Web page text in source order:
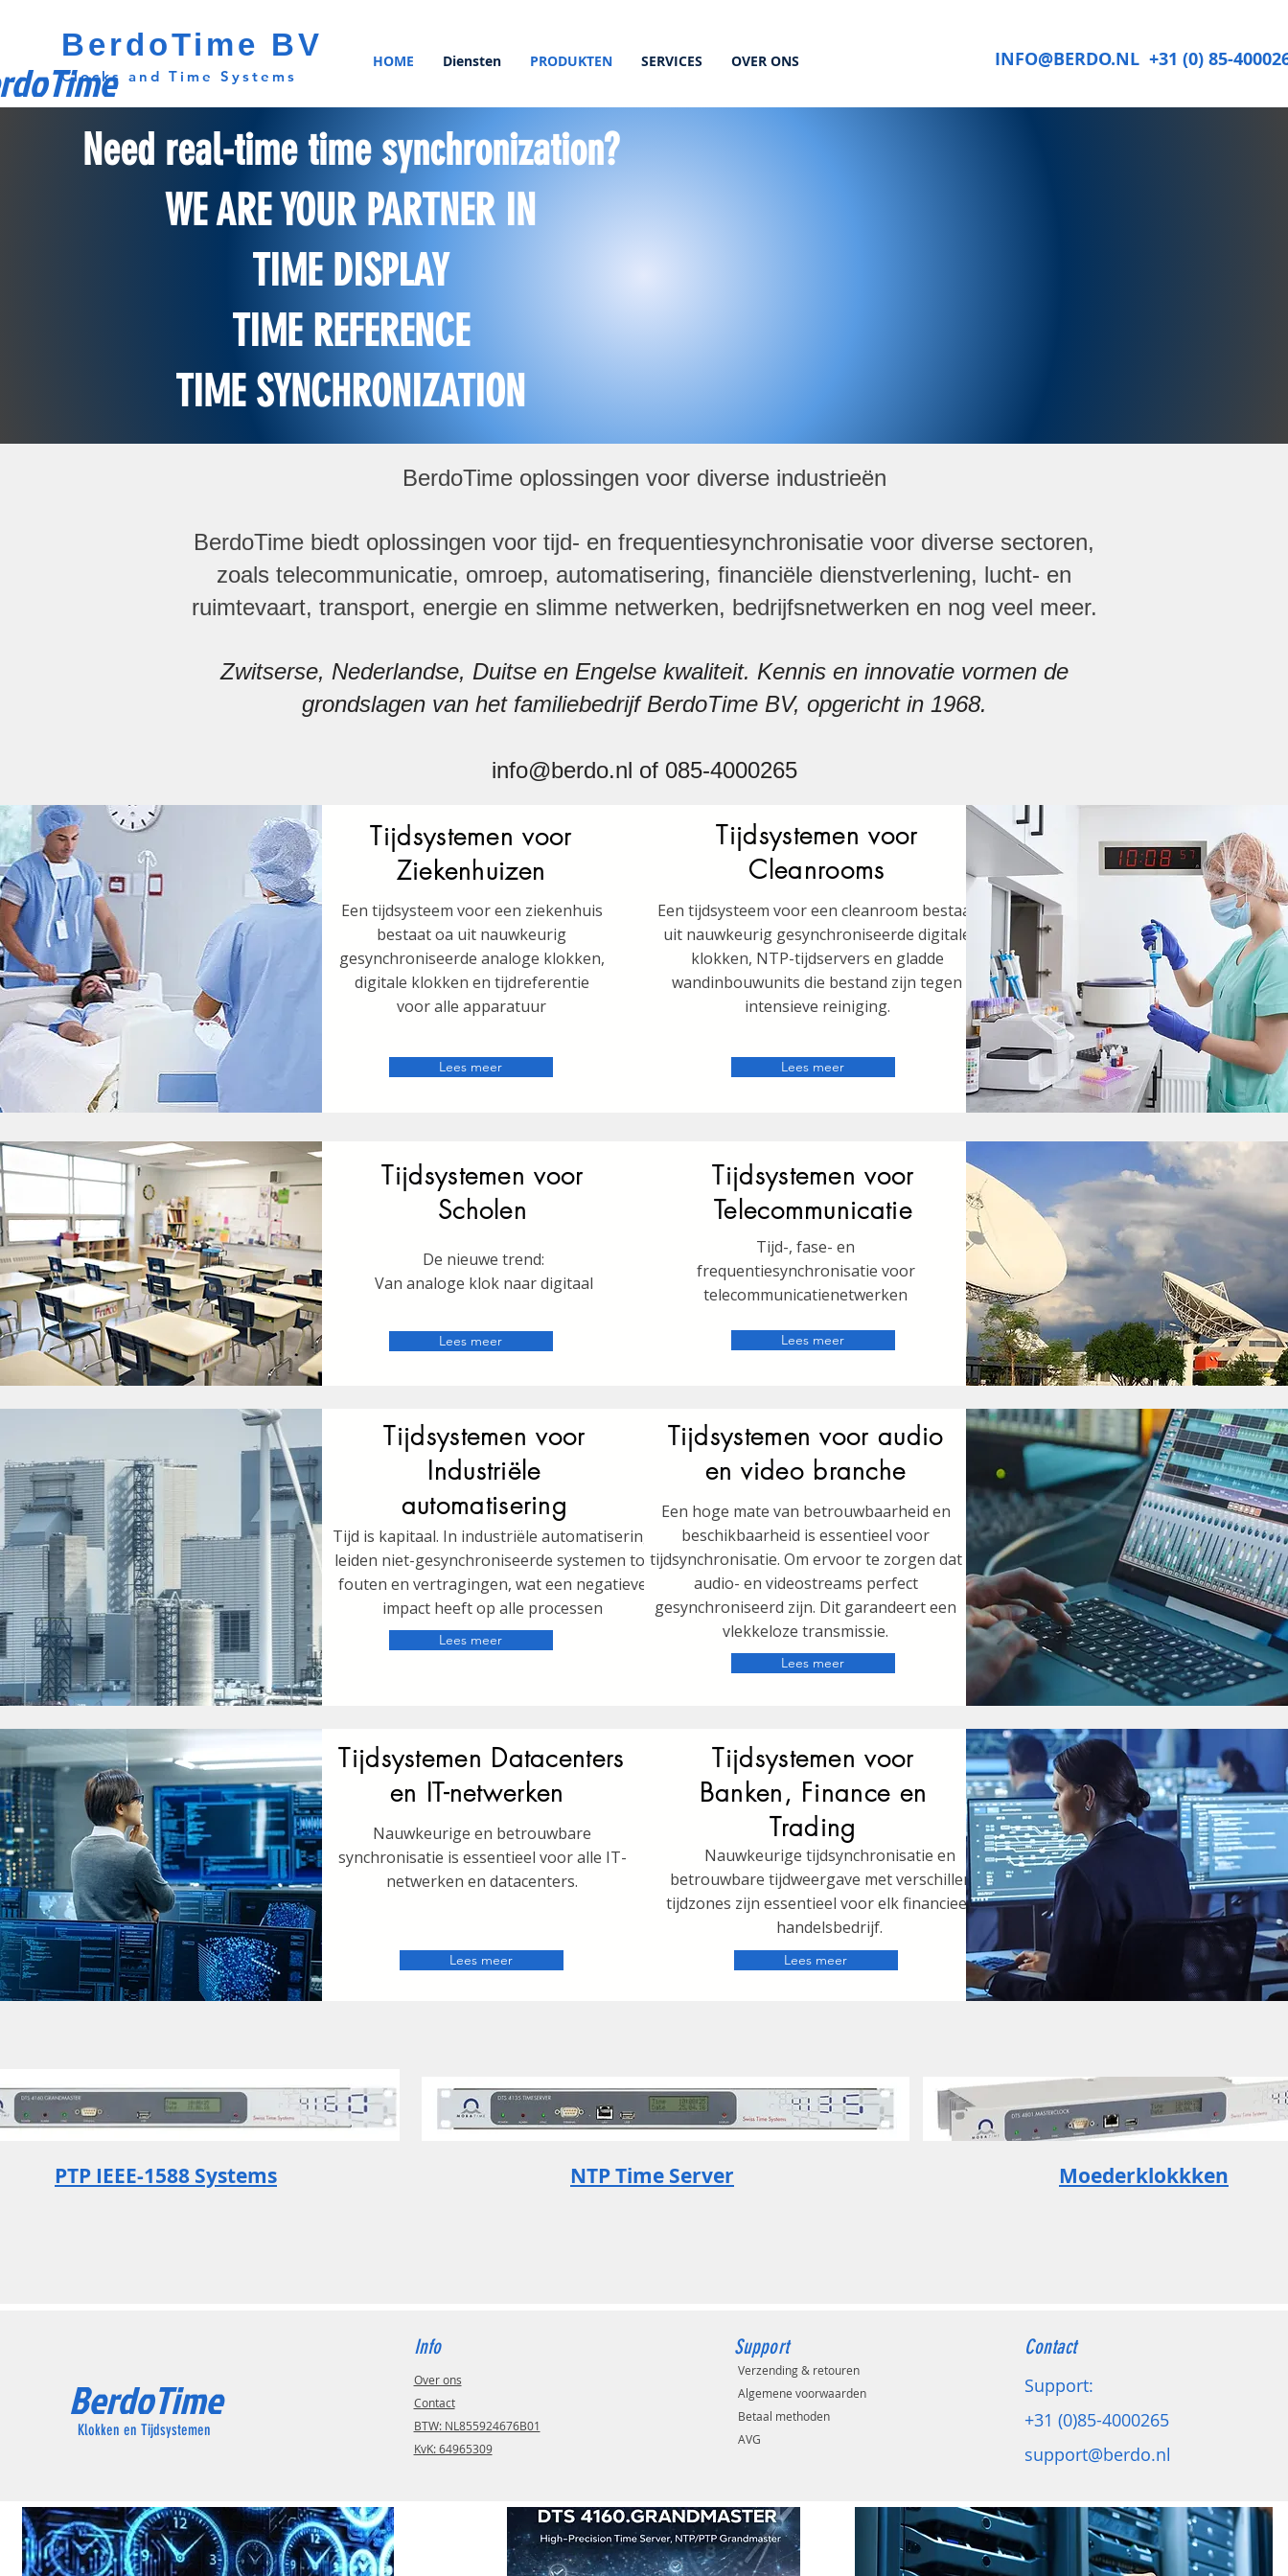
BerdoTime BV
Clocks and Time Systems
HOME Diensten PRODUKTEN SERVICES OVER ONS INFO@BERDO.NL +31 (0) 85-
Need real-time time synchronization?
WE ARE YOUR PARTNER IN
TIME DISPLAY
TIME REFERENCE
TIME SYNCHRONIZATION
BerdoTime oplossingen voor diverse industrieën
BerdoTime biedt oplossingen voor tijd- en frequentiesynchronisatie voor diverse sectoren,
zoals telecommunicatie, omroep, automatisering, financiële dienstverlening, lucht- en
ruimtevaart, transport, energie en slimme netwerken, bedrijfsnetwerken en nog veel meer.
Zwitserse, Nederlandse, Duitse en Engelse kwaliteit. Kennis en innovatie vormen de
grondslagen van het familiebedrijf BerdoTime BV, opgericht in 1968.
info@berdo.nl of 085-4000265
Tijdsystemen voor
Ziekenhuizen
Een tijdsysteem voor een ziekenhuis
bestaat oa uit nauwkeurig
gesynchroniseerde analoge klokken,
digitale klokken en tijdreferentie
voor alle apparatuur
Lees meer
Tijdsystemen voor
Cleanrooms
Een tijdsysteem voor een cleanroom bestaat
uit nauwkeurig gesynchroniseerde digitale
klokken, NTP-tijdservers en gladde
wandinbouwunits die bestand zijn tegen
intensieve reiniging.
Lees meer
Tijdsystemen voor
Scholen
De nieuwe trend:
Van analoge klok naar digitaal
Lees meer
Tijdsystemen voor
Telecommunicatie
Tijd-, fase- en
frequentiesynchronisatie voor
telecommunicatienetwerken
Lees meer
Tijdsystemen voor
Industriële
automatisering
Tijd is kapitaal. In industriële automatisering
leiden niet-gesynchroniseerde systemen tot
fouten en vertragingen, wat een negatieve
impact heeft op alle processen
Lees meer
Tijdsystemen voor audio
en video branche
Een hoge mate van betrouwbaarheid en
beschikbaarheid is essentieel voor
tijdsynchronisatie. Om ervoor te zorgen dat
audio- en videostreams perfect
gesynchroniseerd zijn. Dit garandeert een
vlekkeloze transmissie.
Lees meer
Tijdsystemen Datacenters
en IT-netwerken
Nauwkeurige en betrouwbare
synchronisatie is essentieel voor alle IT-
netwerken en datacenters.
Lees meer
Tijdsystemen voor
Banken, Finance en
Trading
Nauwkeurige tijdsynchronisatie en
betrouwbare tijdweergave met verschillende
tijdzones zijn essentieel voor elk financieel en
handelsbedrijf.
Lees meer
PTP IEEE-1588 Systems NTP Time Server Moederklokkken
Klokken en Tijdsystemen
BerdoTime
Info
Over ons
Contact
BTW: NL855924676B01
KvK: 64965309
Support
Verzending & retouren
Algemene voorwaarden
Betaal methoden
AVG
Contact
Support:
+31 (0)85-4000265
support@berdo.nl